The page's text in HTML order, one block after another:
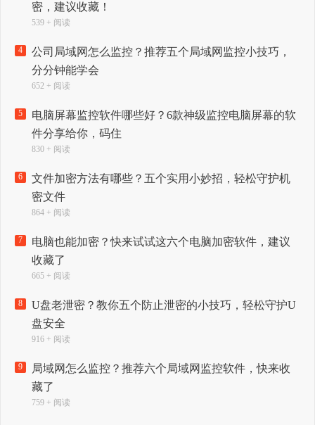
密，建议收藏！
539 + 阅读
4
公司局域网怎么监控？推荐五个局域网监控小技巧，
分分钟能学会
652 + 阅读
5
电脑屏幕监控软件哪些好？6款神级监控电脑屏幕的软
件分享给你，码住
830 + 阅读
6
文件加密方法有哪些？五个实用小妙招，轻松守护机
密文件
864 + 阅读
7
电脑也能加密？快来试试这六个电脑加密软件，建议
收藏了
665 + 阅读
8
U盘老泄密？教你五个防止泄密的小技巧，轻松守护U
盘安全
916 + 阅读
9
局域网怎么监控？推荐六个局域网监控软件，快来收
藏了
759 + 阅读